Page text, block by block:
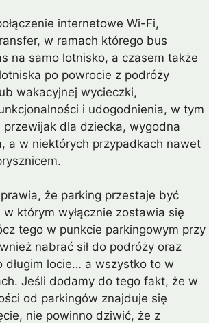
internetowe Wi-Fi,
w ramach którego bus
na samo lotnisko, a czasem także
po powrocie z podróży
wakacyjnej wycieczki,
i udogodnienia, w tym
przewijak dla dziecka, wygodna
a w niektórych przypadkach nawet
że parking przestaje być
którym wyłącznie zostawia się
tego w punkcie parkingowym przy
nabrać sił do podróży oraz
długim locie… a wszystko to w
Jeśli dodamy do tego fakt, że w
od parkingów znajduje się
nie powinno dziwić, że z